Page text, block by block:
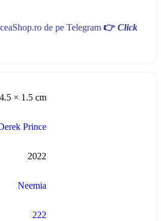
de pe Telegram 👉 Click
× 1.5 cm
Prince
2022
Neemia
222